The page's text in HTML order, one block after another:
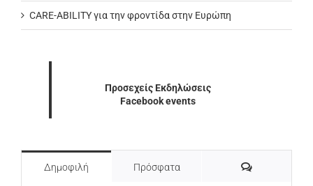
CARE-ABILITY για την φροντίδα στην Ευρώπη
Προσεχείς Εκδηλώσεις
Facebook events
Δημοφιλή Πρόσφατα Σχόλια